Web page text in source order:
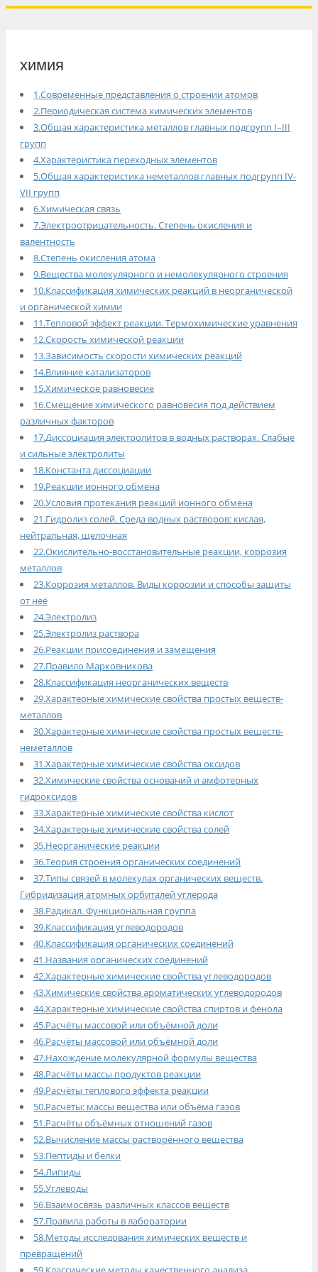
химия
1.Современные представления о строении атомов
2.Периодическая система химических элементов
3.Общая характеристика металлов главных подгрупп I–III
групп
4.Характеристика переходных элементов
5.Общая характеристика неметаллов главных подгрупп IV-
VII групп
6.Химическая связь
7.Электроотрицательность. Степень окисления и
валентность
8.Степень окисления атома
9.Вещества молекулярного и немолекулярного строения
10.Классификация химических реакций в неорганической
и органической химии
11.Тепловой эффект реакции. Термохимические уравнения
12.Скорость химической реакции
13.Зависимость скорости химических реакций
14.Влияние катализаторов
15.Химическое равновесие
16.Смещение химического равновесия под действием
различных факторов
17.Диссоциация электролитов в водных растворах. Слабые
и сильные электролиты
18.Константа диссоциации
19.Реакции ионного обмена
20.Условия протекания реакций ионного обмена
21.Гидролиз солей. Среда водных растворов: кислая,
нейтральная, щелочная
22.Окислительно-восстановительные реакции, коррозия
металлов
23.Коррозия металлов. Виды коррозии и способы защиты
от неё
24.Электролиз
25.Электролиз раствора
26.Реакции присоединения и замещения
27.Правило Марковникова
28.Классификация неорганических веществ
29.Характерные химические свойства простых веществ-
металлов
30.Характерные химические свойства простых веществ-
неметаллов
31.Характерные химические свойства оксидов
32.Химические свойства оснований и амфотерных
гидроксидов
33.Характерные химические свойства кислот
34.Характерные химические свойства солей
35.Неорганические реакции
36.Теория строения органических соединений
37.Типы связей в молекулах органических веществ.
Гибридизация атомных орбиталей углерода
38.Радикал. Функциональная группа
39.Классификация углеводородов
40.Классификация органических соединений
41.Названия органических соединений
42.Характерные химические свойства углеводородов
43.Химические свойства ароматических углеводородов
44.Характерные химические свойства спиртов и фенола
45.Расчёты массовой или объёмной доли
46.Расчёты массовой или объёмной доли
47.Нахождение молекулярной формулы вещества
48.Расчёты массы продуктов реакции
49.Расчёты теплового эффекта реакции
50.Расчёты: массы вещества или объёма газов
51.Расчёты объёмных отношений газов
52.Вычисление массы растворённого вещества
53.Пептиды и белки
54.Липиды
55.Углеводы
56.Взаимосвязь различных классов веществ
57.Правила работы в лаборатории
58.Методы исследования химических веществ и
превращений